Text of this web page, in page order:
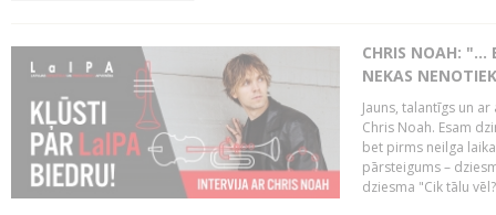
CHRIS NOAH: "…
NEKAS
Jauns, talantīgs un
Chris Noah. Esam
bet pirms neilga
pārsteigums –
dziesma "Cik tālu